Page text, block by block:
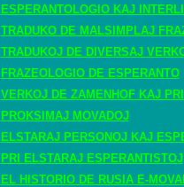
ESPERANTOLOGIO KAJ
TRADUKO DE MALSIMPLAJ
TRADUKOJ DE DIVERSAJ
FRAZEOLOGIO DE ESPERANTO
VERKOJ DE ZAMENHOF KAJ PRI
PROKSIMAJ MOVADOJ
ELSTARAJ PERSONOJ KAJ
PRI ELSTARAJ ESPERANTISTOJ
EL HISTORIO DE RUSIA E-